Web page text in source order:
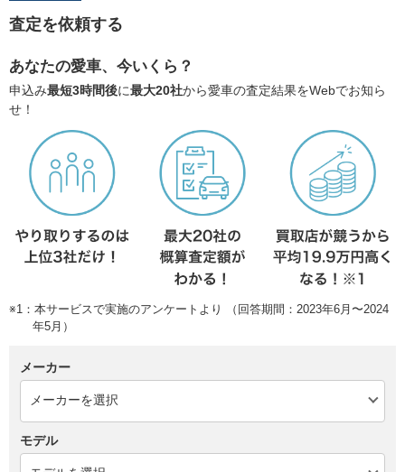
査定を依頼する
あなたの愛車、今いくら？
申込み最短3時間後に最大20社から愛車の査定結果をWebでお知ら
せ！
※1：本サービスで実施のアンケートより （回答期間：2023年6月〜2024
年5月）
メーカー
モデル